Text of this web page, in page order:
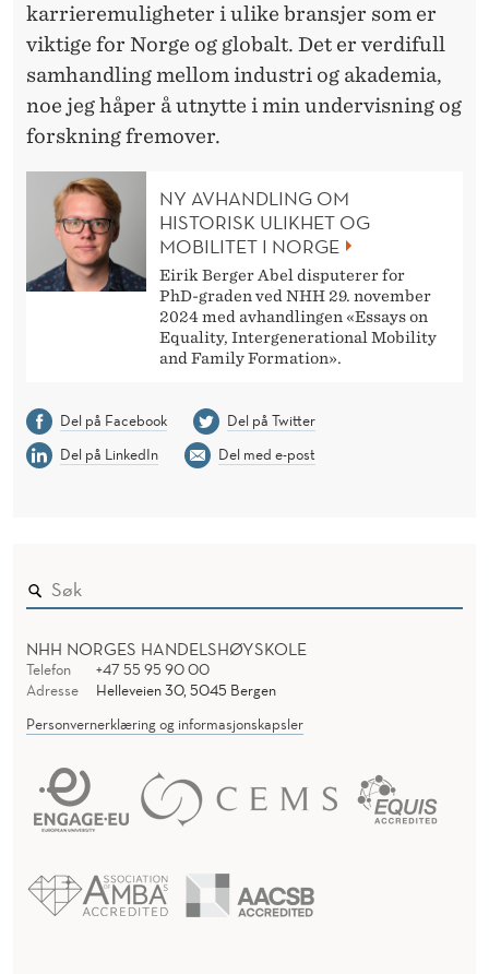
karrieremuligheter i ulike bransjer som er
viktige for Norge og globalt. Det er verdifull
samhandling mellom industri og akademia,
noe jeg håper å utnytte i min undervisning og
forskning fremover.
NY AVHANDLING OM
HISTORISK ULIKHET OG
MOBILITET I NORGE
Eirik Berger Abel disputerer for
PhD-graden ved NHH 29. november
2024 med avhandlingen «Essays on
Equality, Intergenerational Mobility
and Family Formation».
Del på Facebook
Del på Twitter
Del på LinkedIn
Del med e-post
NHH NORGES HANDELSHØYSKOLE
Telefon
+47 55 95 90 00
Adresse
Helleveien 30, 5045 Bergen
Personvernerklæring og informasjonskapsler